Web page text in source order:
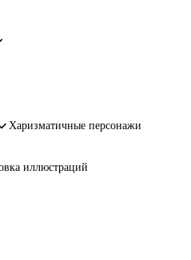
харизматичные персонажи
иллюстраций